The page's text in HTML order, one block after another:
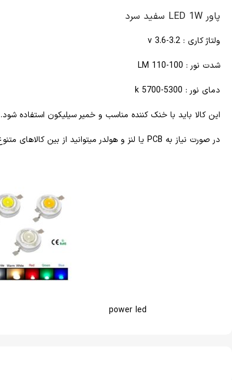
پاور LED 1W سفید سرد
ولتاژ کاری : 3.2-3.6 v
شدت نور : 100-110 LM
دمای نور : 5300-5700 k
این کالا باید با خنک کننده مناسب و خمیر سیلیکون استفاده شود.
در صورت نیاز به PCB یا لنز و هولدر میتوانید از بین کالاهای متنوع سایت انتخاب و خرید فرمایید.
power led